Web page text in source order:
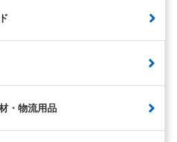
・物流用品